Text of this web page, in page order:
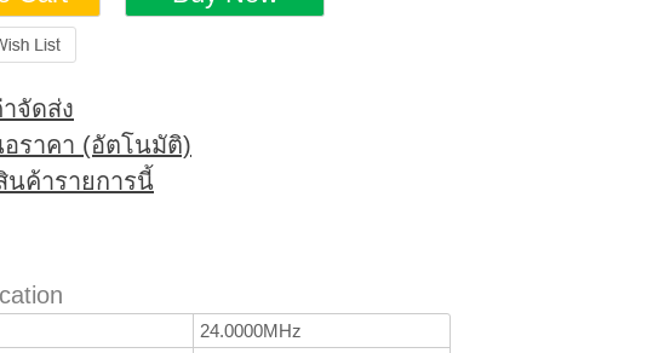
จัดส่ง
อราคา (อัตโนมัติ)
นค้ารายการนี้
24.0000MHz